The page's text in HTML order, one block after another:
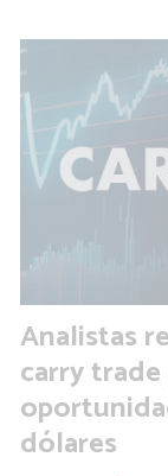
Analistas
carry
dólares